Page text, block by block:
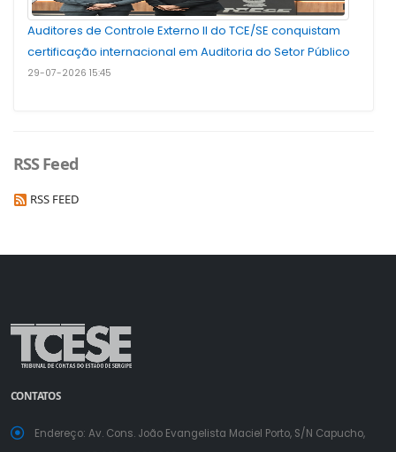
Auditores de Controle Externo II do TCE/SE conquistam
certificação internacional em Auditoria do Setor Público
29-07-2026 15:45
RSS Feed
RSS FEED
a a normal
CONTATOS
Endereço: Av. Cons. João Evangelista Maciel Porto, S/N Capucho,